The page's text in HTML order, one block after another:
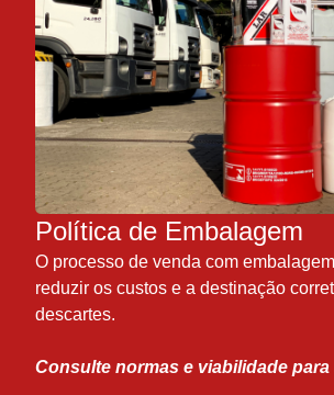
Política de Embalagem
O processo de venda com
reduzir os custos e a destinação
descartes.
Consulte normas e viabilidade para